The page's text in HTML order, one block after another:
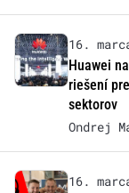
16.
Huawei
riešení
sektorov
Ondrej
16.